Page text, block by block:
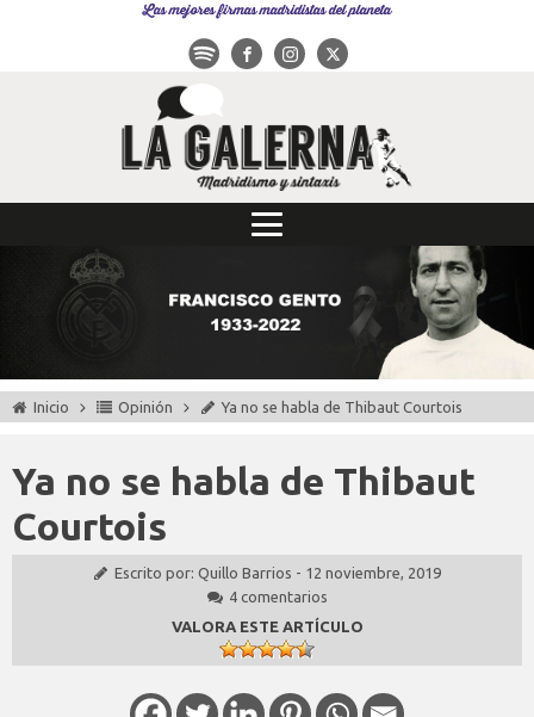
Las mejores firmas madridistas del planeta
Inicio Opinión Ya no se habla de Thibaut Courtois
Ya no se habla de Thibaut
Courtois
Escrito por: Quillo Barrios - 12 noviembre, 2019
4 comentarios
VALORA ESTE ARTÍCULO